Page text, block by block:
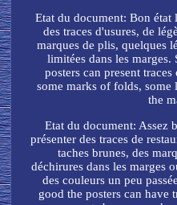
Etat du document: Bon état
des traces d'usures, de
marques de plis, quelques
limitées dans les marges.
posters can present
some marks of folds,
the
Etat du document: Assez
présenter des traces de
taches brunes, des
déchirures dans les marges
des couleurs un peu
good the posters can have